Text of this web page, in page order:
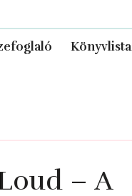
Könyvlista
– A